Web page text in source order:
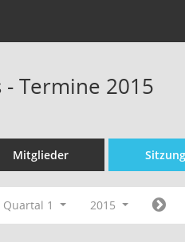
- Termine 2015
Mitglieder
Quartal 1 2015